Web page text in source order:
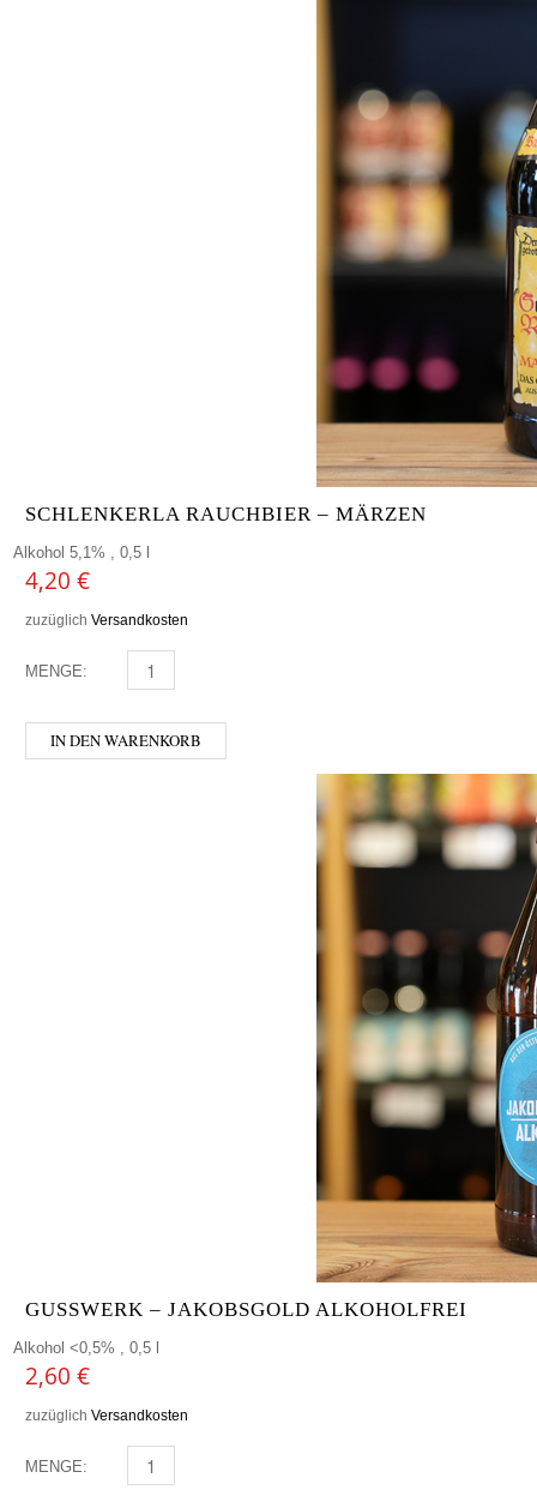
SCHLENKERLA RAUCHBIER – MÄRZEN
Alkohol 5,1% , 0,5 l
4,20 €
zuzüglich Versandkosten
MENGE: SCHLENKERLA RAUCHBIER - MÄRZEN MENGE
IN DEN WARENKORB
GUSSWERK – JAKOBSGOLD ALKOHOLFREI
Alkohol <0,5% , 0,5 l
2,60 €
zuzüglich Versandkosten
MENGE: GUSSWERK - JAKOBSGOLD ALKOHOLFREI MENGE